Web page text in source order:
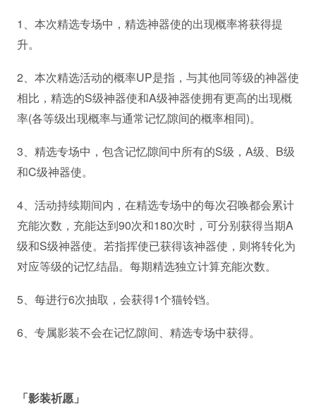
1、本次精选专场中，精选神器使的出现概率将获得提
升。
2、本次精选活动的概率UP是指，与其他同等级的神器使
相比，精选的S级神器使和A级神器使拥有更高的出现概
率(各等级出现概率与通常记忆隙间的概率相同)。
3、精选专场中，包含记忆隙间中所有的S级，A级、B级
和C级神器使。
4、活动持续期间内，在精选专场中的每次召唤都会累计
充能次数，充能达到90次和180次时，可分别获得当期A
级和S级神器使。若指挥使已获得该神器使，则将转化为
对应等级的记忆结晶。每期精选独立计算充能次数。
5、每进行6次抽取，会获得1个猫铃铛。
6、专属影装不会在记忆隙间、精选专场中获得。
「影装祈愿」